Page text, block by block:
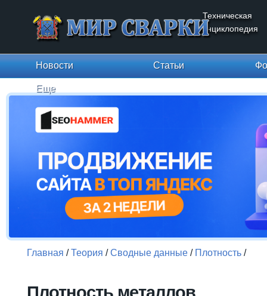
Техническая
энциклопедия
Новости Статьи
Еще
Главная /Теория /Сводные данные / Плотность /
Плотность металлов